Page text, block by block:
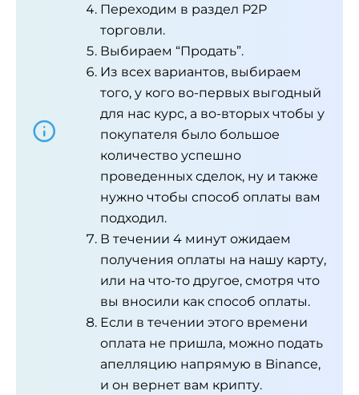
Переходим в раздел P2P
торговли.
Выбираем “Продать”.
Из всех вариантов, выбираем
того, у кого во-первых выгодный
для нас курс, а во-вторых чтобы у
покупателя было большое
количество успешно
проведенных сделок, ну и также
нужно чтобы способ оплаты вам
подходил.
В течении 4 минут ожидаем
получения оплаты на нашу карту,
или на что-то другое, смотря что
вы вносили как способ оплаты.
Если в течении этого времени
оплата не пришла, можно подать
апелляцию напрямую в Binance,
и он вернет вам крипту.